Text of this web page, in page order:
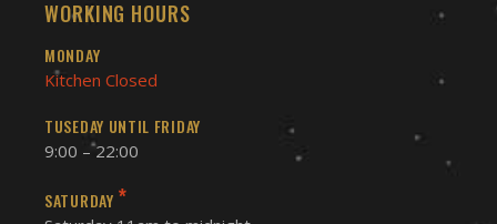
WORKING HOURS
MONDAY
Kitchen Closed
TUSEDAY UNTIL FRIDAY
9:00 – 22:00
SATURDAY *